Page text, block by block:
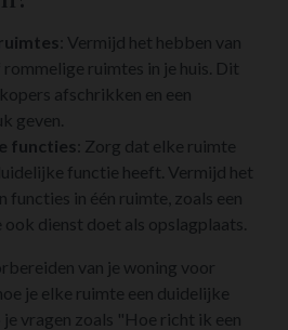
: Vermijd het hebben van
ruimtes in je huis. Dit
afschrikken en een
geven.
functies : Zorg dat elke ruimte
functie heeft. Vermijd het
functies in één ruimte, zoals een
dienst doet als opslagplaats.
van je woning voor
je elke ruimte een duidelijke
vragen zoals "Hoe richt ik een